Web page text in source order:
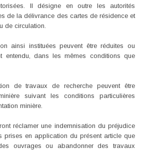
Il désigne en outre les autorités
de la délivrance des cartes de résidence et
de circulation.
ainsi instituées peuvent être réduites ou
entendu, dans les mêmes conditions que
de travaux de recherche peuvent être
suivant les conditions particulières
minière.
réclamer une indemnisation du préjudice
prises en application du présent article que
ouvrages ou abandonner des travaux